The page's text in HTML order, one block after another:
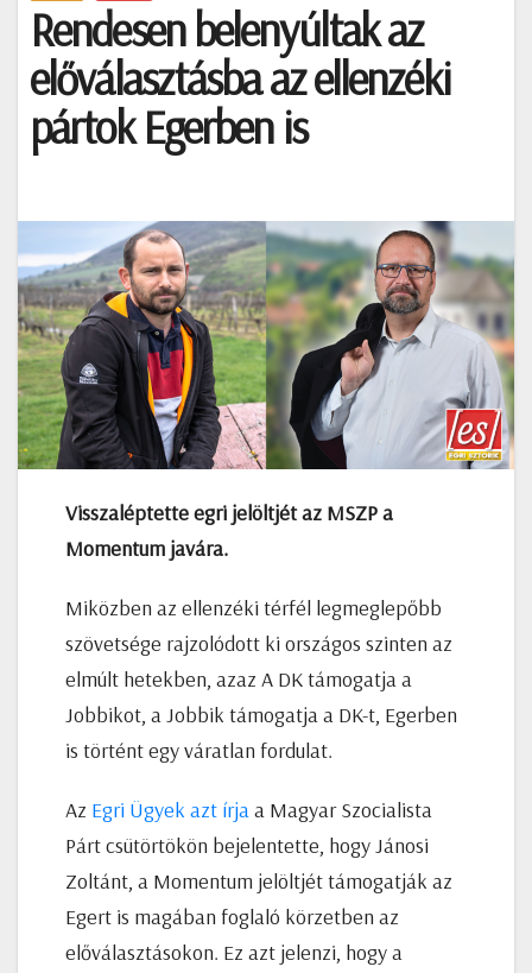
Rendesen belenyúltak az
előválasztásba az ellenzéki
pártok Egerben is
Visszaléptette egri jelöltjét az MSZP a
Momentum javára.
Miközben az ellenzéki térfél legmeglepőbb
szövetsége rajzolódott ki országos szinten az
elmúlt hetekben, azaz A DK támogatja a
Jobbikot, a Jobbik támogatja a DK-t, Egerben
is történt egy váratlan fordulat.
Az Egri Ügyek azt írjaa Magyar Szocialista
Párt csütörtökön bejelentette, hogy Jánosi
Zoltánt, a Momentum jelöltjét támogatják az
Egert is magában foglaló körzetben az
előválasztásokon. Ez azt jelenzi, hogy a